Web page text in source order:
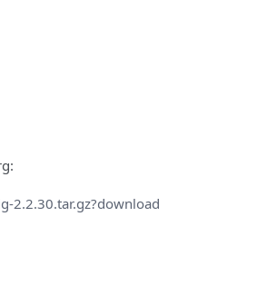
2.2.30.tar.gz?download